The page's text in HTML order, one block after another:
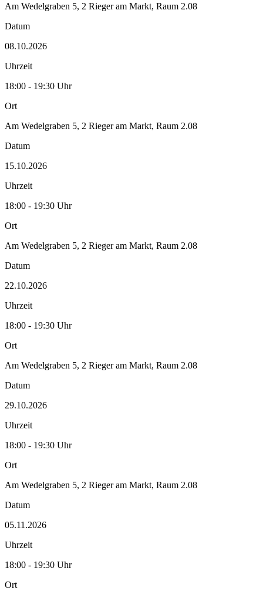
Am Wedelgraben 5, 2 Rieger am Markt, Raum 2.08
Datum
08.10.2026
Uhrzeit
18:00 - 19:30 Uhr
Ort
Am Wedelgraben 5, 2 Rieger am Markt, Raum 2.08
Datum
15.10.2026
Uhrzeit
18:00 - 19:30 Uhr
Ort
Am Wedelgraben 5, 2 Rieger am Markt, Raum 2.08
Datum
22.10.2026
Uhrzeit
18:00 - 19:30 Uhr
Ort
Am Wedelgraben 5, 2 Rieger am Markt, Raum 2.08
Datum
29.10.2026
Uhrzeit
18:00 - 19:30 Uhr
Ort
Am Wedelgraben 5, 2 Rieger am Markt, Raum 2.08
Datum
05.11.2026
Uhrzeit
18:00 - 19:30 Uhr
Ort